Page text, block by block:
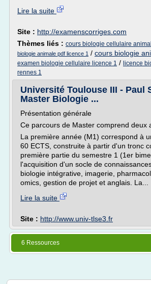
Lire la suite
Site : http://examenscorriges.com
Thèmes liés : cours biologie cellulaire
biologie animale pdf licence 1 / cours biologie
examen biologie cellulaire licence 1 / licence
rennes 1
Université Toulouse III - Paul
Master Biologie ...
Présentation générale
Ce parcours de Master comprend deux
La première année (M1) correspond à
60 ECTS, construite à partir d'un tronc
première partie du semestre 1 (1er
l'acquisition d'un socle de
biologie intégrative, imagerie,
omics, gestion de projet et anglais. La...
Lire la suite
Site : http://www.univ-tlse3.fr
6 Ressources